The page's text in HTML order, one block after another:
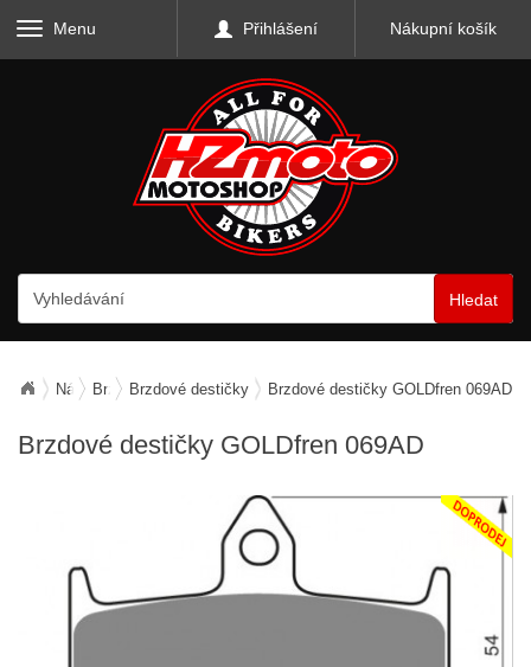
Menu Přihlášení Nákupní košík
Hledat
Náhradní díly
BrzdyBrzdové destičky Brzdové destičky GOLDfren 069AD
Brzdové destičky GOLDfren 069AD